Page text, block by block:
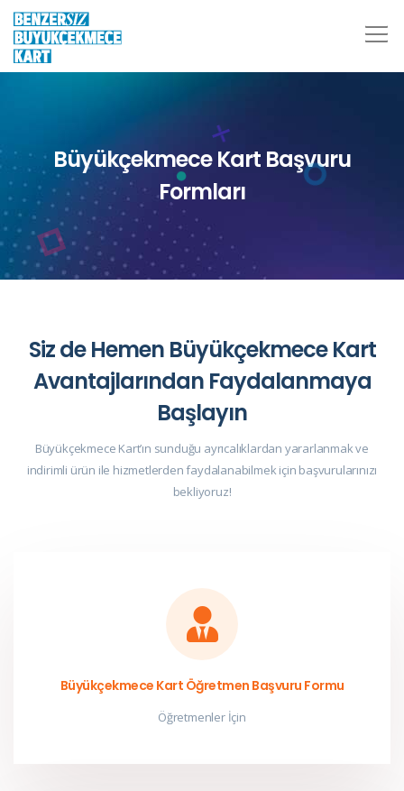
Büyükçekmece Kart Başvuru
Formları
Siz de Hemen Büyükçekmece Kart
Avantajlarından Faydalanmaya
Başlayın
Büyükçekmece Kart’ın sunduğu ayrıcalıklardan yararlanmak ve
indirimli ürün ile hizmetlerden faydalanabilmek için başvurularınızı
bekliyoruz!
Büyükçekmece Kart Öğretmen Başvuru Formu
Öğretmenler İçin